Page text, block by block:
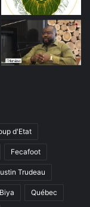
d'Etat
Fecafoot
Trudeau
Québec